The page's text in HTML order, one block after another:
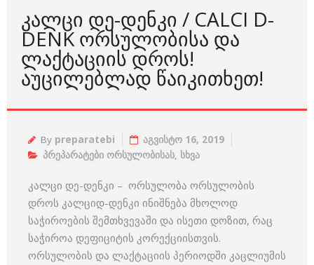
ᲙᲐᲚᲪᲘ ᲓᲔ-ᲓᲔᲜᲙᲘ / CALCI D-
DENK ᲝᲠᲡᲣᲚᲝᲑᲘᲡᲐ ᲓᲐ
ᲚᲐᲥᲢᲐᲪᲘᲘᲡ ᲓᲠᲝᲡ!
ᲐᲣᲪᲘᲚᲔᲑᲚᲐᲓ ᲬᲐᲘᲙᲘᲗᲮᲔᲗ!
By preparatebi
აგვისტო 16, 2019
პრეპარატები ორსულობისას, სხვა
კალცი დე-დენკი – ორსულობა ორსულობის
დროს კალციდ-დენკი ინიშნება მხოლოდ
საჭიროების შემთხვევაში და ისეთი დოზით, რაც
საჭიროა დეფიციტის კორექციისთვის.
ორსულობის და ლაქტაციის პერიოდში კაცლიუმის